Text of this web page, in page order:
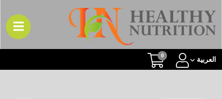
0
العربیة